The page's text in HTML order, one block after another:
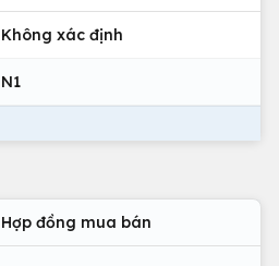
Không xác định
N1
Hợp đồng mua bán